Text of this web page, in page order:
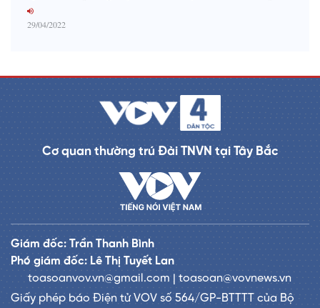
29/04/2022
Cơ quan thường trú Đài TNVN tại Tây Bắc
Giám đốc: Trần Thanh Bình
Phó giám đốc: Lê Thị Tuyết Lan
toasoanvov.vn@gmail.com | toasoan@vovnews.vn
Giấy phép báo Điện tử VOV số 564/GP-BTTTT của Bộ